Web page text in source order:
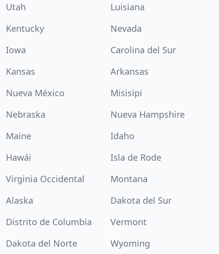
Utah
Luisiana
Kentucky
Nevada
Iowa
Carolina del Sur
Kansas
Arkansas
Nueva México
Misisipi
Nebraska
Nueva Hampshire
Maine
Idaho
Hawái
Isla de Rode
Virginia Occidental
Montana
Alaska
Dakota del Sur
Distrito de Columbia
Vermont
Dakota del Norte
Wyoming